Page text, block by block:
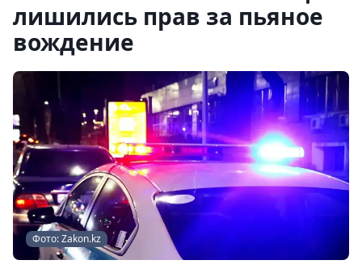
лишились прав за пьяное
вождение
Фото: Zakon.kz